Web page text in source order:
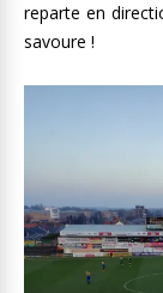
reparte en
savoure !